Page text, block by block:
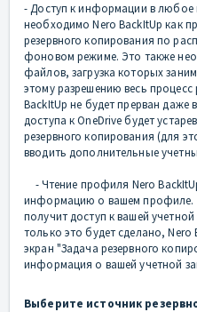
- Доступ к информации в любое
необходимо Nero BackItUp как
резервного копирования по
фоновом режиме. Это также
файлов, загрузка которых
этому разрешению весь процесс
BackItUp не будет прерван даже
доступа к OneDrive будет
резервного копирования (для
вводить дополнительные
- Чтение профиля Nero
информацию о вашем профиле.
получит доступ к вашей
только это будет сделано,
экран "Задача резервного
информация о вашей учетной
Выберите источник